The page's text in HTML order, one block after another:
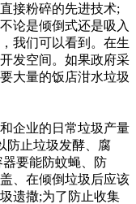
接粉碎的先进技术;
论是倾倒式还是吸入
我们可以看到。在生
发空间。如果政府采
大量的饭店泔水垃圾
企业的日常垃圾产量
防止垃圾发酵、腐
要能防蚊蝇、防
、在倾倒垃圾后应该
遗撒;为了防止收集